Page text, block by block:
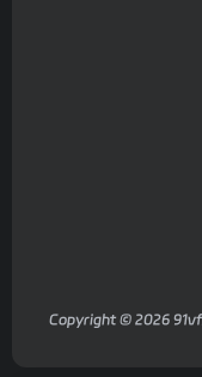
Copyright © 2026